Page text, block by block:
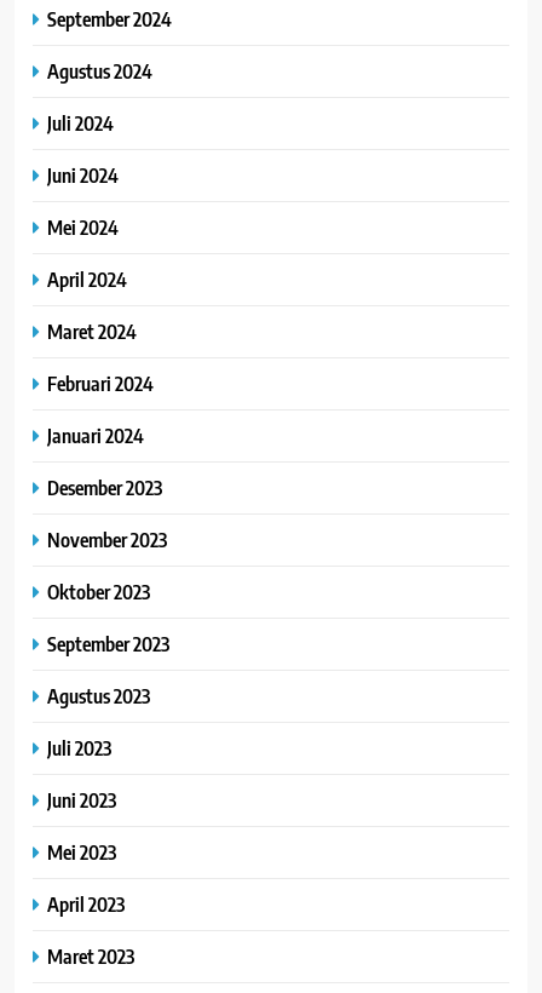
September 2024
Agustus 2024
Juli 2024
Juni 2024
Mei 2024
April 2024
Maret 2024
Februari 2024
Januari 2024
Desember 2023
November 2023
Oktober 2023
September 2023
Agustus 2023
Juli 2023
Juni 2023
Mei 2023
April 2023
Maret 2023